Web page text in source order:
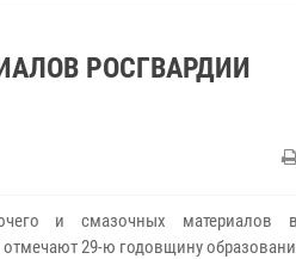
РОСГВАРДИИ
и смазочных материалов
29-ю годовщину